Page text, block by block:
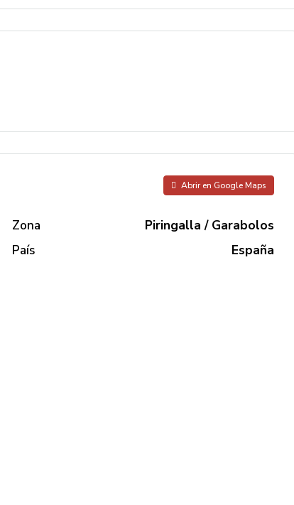
Abrir en Google Maps
Zona
Piringalla / Garabolos
País
España